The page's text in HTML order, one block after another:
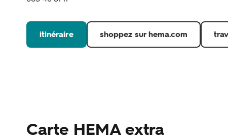
itinéraire shoppez sur hema.com
Carte HEMA extra